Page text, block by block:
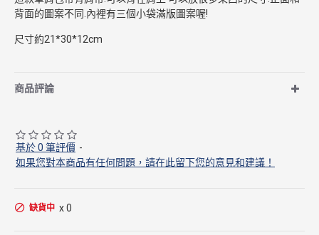
背面的圖案不同.內裡有三個小袋滿版圖案喔!
尺寸約21*30*12cm
商品評論
基於 0 筆評價 -
如果您對本商品有任何問題，請在此留下您的意見和建議！
缺貨中 x 0